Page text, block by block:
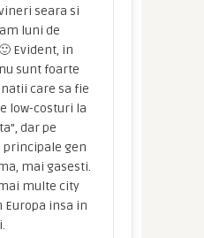
seara si
luni de
Evident, in
sunt foarte
care sa fie
low-costuri la
dar pe
gen
mai gasesti.
multe city
Europa insa in